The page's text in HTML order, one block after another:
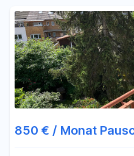
850 € / Monat